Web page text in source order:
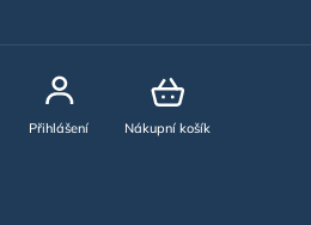
Nákupní košík
Přihlášení